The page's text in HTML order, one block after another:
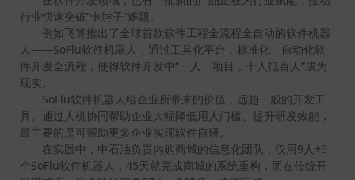
行业快速突破“卡脖子”难题。
例如飞算推出了全球首款软件工程全流程全自动的软件机器
人——SoFlu软件机器人，通过工具化平台，标准化、自动化软
件开发全流程，使得软件开发中“一人一项目，十人抵百人”成为
现实。
SoFlu软件机器人给企业所带来的价值，远超一般的开发工
具。通过人机协同帮助企业大幅降低用人门槛、提升研发效能，
最主要的是可帮助更多企业实现软件自研。
在实践中，中石油负责内购商城的信息化团队，仅用9人+5
个SoFlu软件机器人，45天就完成商城的系统重构，而在传统开